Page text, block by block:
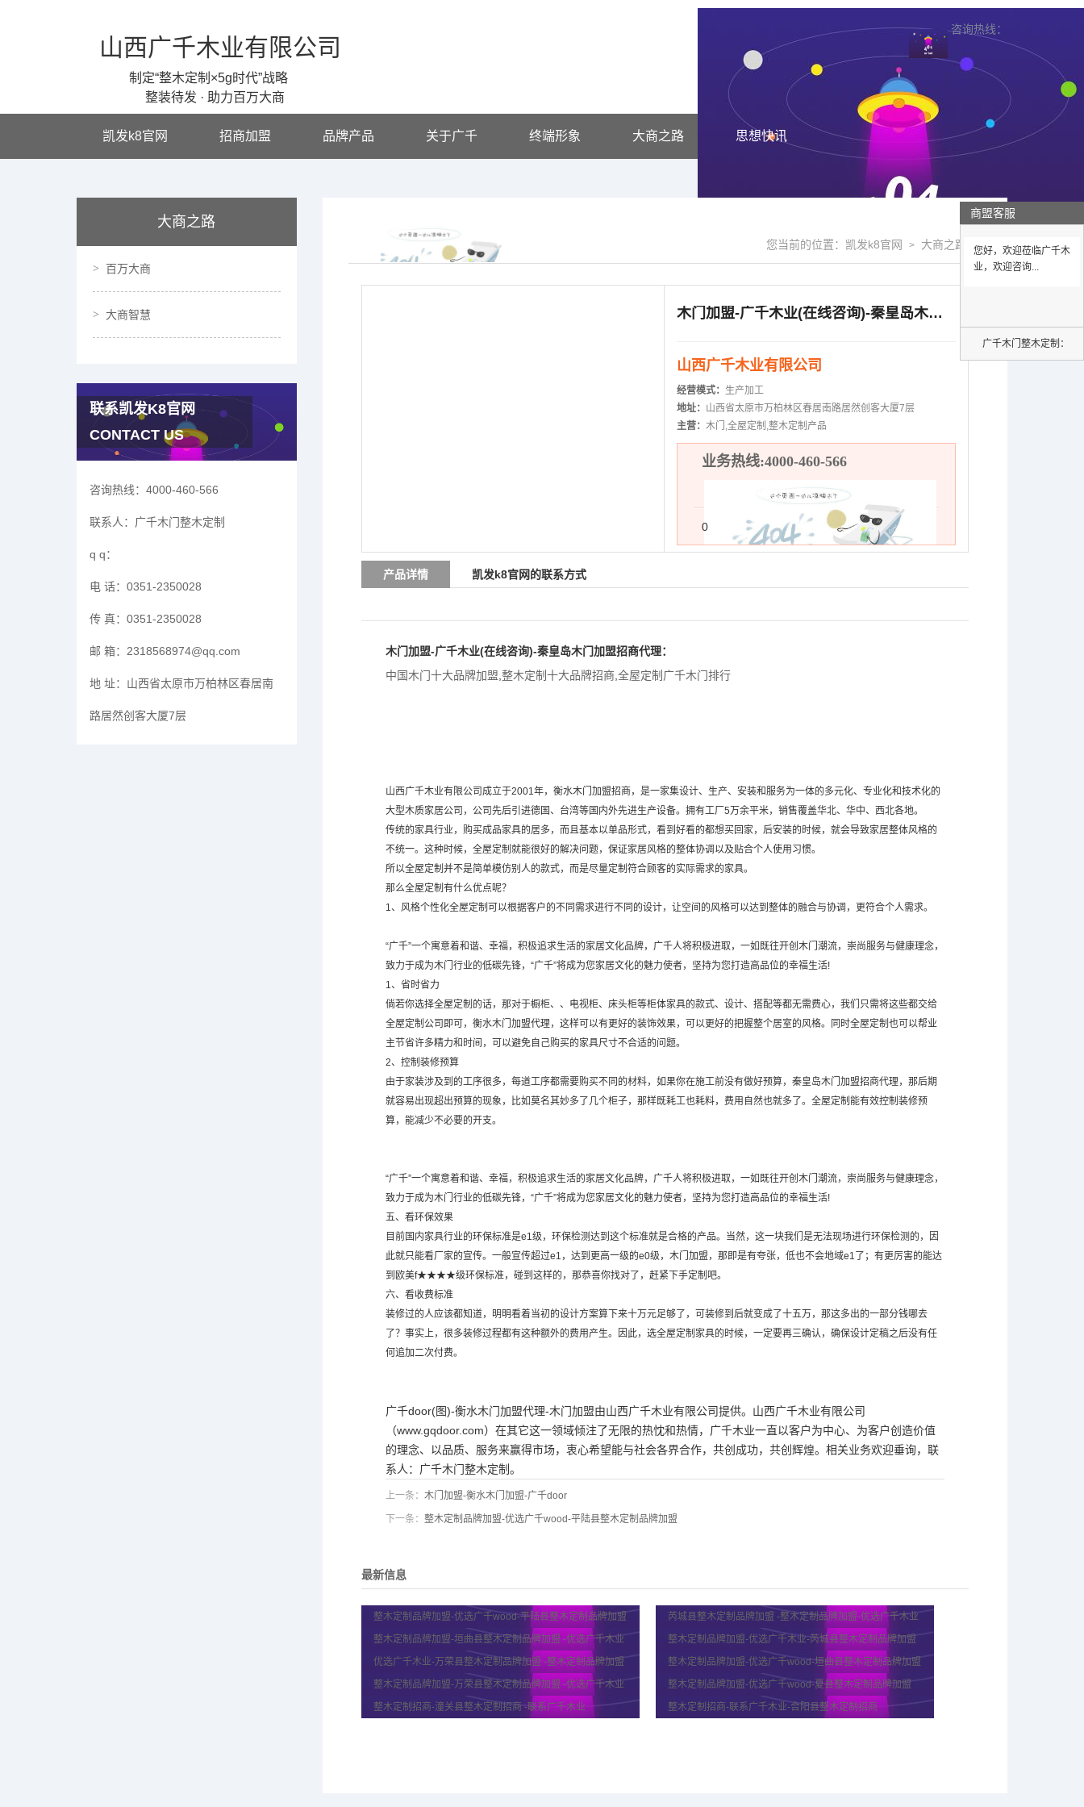
山西广千木业有限公司
制定“整木定制×5g时代”战略
整装待发 · 助力百万大商
咨询热线：
凯发k8官网 招商加盟 品牌产品 关于广千 终端形象 大商之路 思想快讯
大商之路
百万大商
大商智慧
联系凯发K8官网
CONTACT US
咨询热线： 4000-460-566
联系人： 广千木门整木定制
q q：
电 话： 0351-2350028
传 真： 0351-2350028
邮 箱： 2318568974@qq.com
地 址： 山西省太原市万柏林区春居南
路居然创客大厦7层
您当前的位置： 凯发k8官网 > 大商之路 >
木门加盟-广千木业(在线咨询)-秦皇岛木门加盟招商代理
山西广千木业有限公司
经营模式： 生产加工
地址： 山西省太原市万柏林区春居南路居然创客大厦7层
主营：木门,全屋定制,整木定制产品
业务热线:4000-460-566
0
产品详情 凯发k8官网的联系方式
木门加盟-广千木业(在线咨询)-秦皇岛木门加盟招商代理：
中国木门十大品牌加盟 整木定制十大品牌招商 全屋定制广千木门排行
山西广千木业有限公司成立于2001年，衡水木门加盟招商，是一家集设计、生产、安装和服务为一体的多元化、专业化和技术化的
大型木质家居公司，公司先后引进德国、台湾等国内外先进生产设备。拥有工厂5万余平米，销售覆盖华北、华中、西北各地。
传统的家具行业，购买成品家具的居多，而且基本以单品形式，看到好看的都想买回家，后安装的时候，就会导致家居整体风格的
不统一。这种时候，全屋定制就能很好的解决问题，保证家居风格的整体协调以及贴合个人使用习惯。
所以全屋定制并不是简单模仿别人的款式，而是尽量定制符合顾客的实际需求的家具。
那么全屋定制有什么优点呢？
1、风格个性化全屋定制可以根据客户的不同需求进行不同的设计，让空间的风格可以达到整体的融合与协调，更符合个人需求。
“广千”一个寓意着和谐、幸福，积极追求生活的家居文化品牌，广千人将积极进取，一如既往开创木门潮流，崇尚服务与健康理念，
致力于成为木门行业的低碳先锋，“广千”将成为您家居文化的魅力使者，坚持为您打造高品位的幸福生活!
1、省时省力
倘若你选择全屋定制的话，那对于橱柜、、电视柜、床头柜等柜体家具的款式、设计、搭配等都无需费心，我们只需将这些都交给
全屋定制公司即可，衡水木门加盟代理，这样可以有更好的装饰效果，可以更好的把握整个居室的风格。同时全屋定制也可以帮业
主节省许多精力和时间，可以避免自己购买的家具尺寸不合适的问题。
2、控制装修预算
由于家装涉及到的工序很多，每道工序都需要购买不同的材料，如果你在施工前没有做好预算，秦皇岛木门加盟招商代理，那后期
就容易出现超出预算的现象，比如莫名其妙多了几个柜子，那样既耗工也耗料，费用自然也就多了。全屋定制能有效控制装修预
算，能减少不必要的开支。
“广千”一个寓意着和谐、幸福，积极追求生活的家居文化品牌，广千人将积极进取，一如既往开创木门潮流，崇尚服务与健康理念，
致力于成为木门行业的低碳先锋，“广千”将成为您家居文化的魅力使者，坚持为您打造高品位的幸福生活!
五、看环保效果
目前国内家具行业的环保标准是e1级，环保检测达到这个标准就是合格的产品。当然，这一块我们是无法现场进行环保检测的，因
此就只能看厂家的宣传。一般宣传超过e1，达到更高一级的e0级，木门加盟，那即是有夸张，低也不会地域e1了；有更厉害的能达
到欧美f★★★★级环保标准，碰到这样的，那恭喜你找对了，赶紧下手定制吧。
六、看收费标准
装修过的人应该都知道，明明看着当初的设计方案算下来十万元足够了，可装修到后就变成了十五万，那这多出的一部分钱哪去
了？事实上，很多装修过程都有这种额外的费用产生。因此，选全屋定制家具的时候，一定要再三确认，确保设计定稿之后没有任
何追加二次付费。
广千door(图)-衡水木门加盟代理-木门加盟由山西广千木业有限公司提供。山西广千木业有限公司
（www.gqdoor.com）在其它这一领域倾注了无限的热忱和热情，广千木业一直以客户为中心、为客户创造价值
的理念、以品质、服务来赢得市场，衷心希望能与社会各界合作，共创成功，共创辉煌。相关业务欢迎垂询，联
系人： 广千木门整木定制。
上一条： 木门加盟-衡水木门加盟-广千door
下一条： 整木定制品牌加盟-优选广千wood-平陆县整木定制品牌加盟
最新信息
整木定制品牌加盟-优选广千wood-平陆县整木定制品牌加盟
芮城县整木定制品牌加盟 -整木定制品牌加盟-优选广千木业
整木定制品牌加盟-垣曲县整木定制品牌加盟 -优选广千木业
整木定制品牌加盟-优选广千木业-芮城县整木定制品牌加盟
优选广千木业-万荣县整木定制品牌加盟 -整木定制品牌加盟
整木定制品牌加盟-优选广千wood-垣曲县整木定制品牌加盟
整木定制品牌加盟-万荣县整木定制品牌加盟 -优选广千木业
整木定制品牌加盟-优选广千wood-夏县整木定制品牌加盟
整木定制招商-潼关县整木定制招商 -联系广千木业
整木定制招商-联系广千木业-合阳县整木定制招商
商盟客服
您好，欢迎莅临广千木
业，欢迎咨询...
广千木门整木定制：